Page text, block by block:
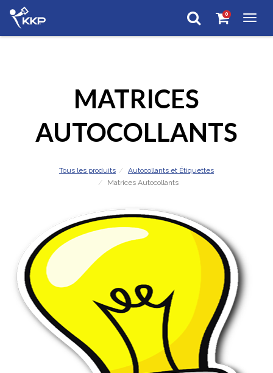
0
MATRICES
AUTOCOLLANTS
Tous les produits
Autocollants et Étiquettes
Matrices Autocollants